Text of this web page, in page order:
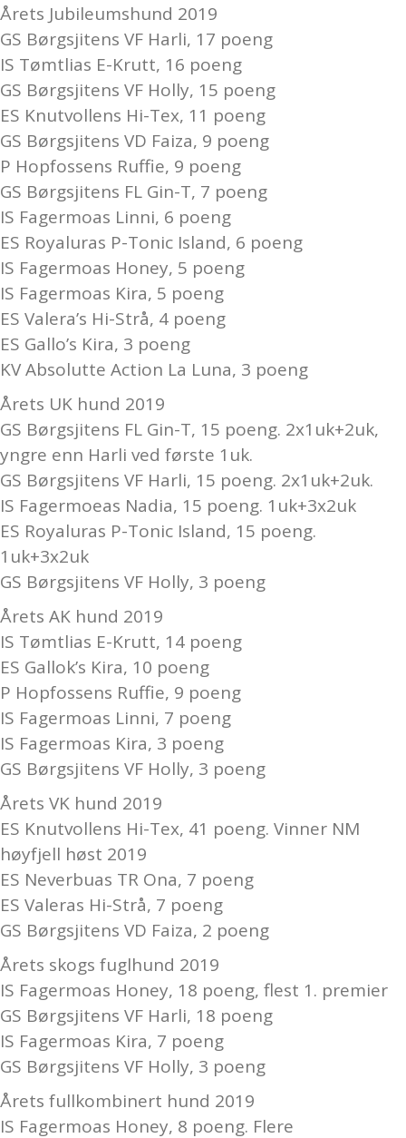
Årets Jubileumshund 2019
GS Børgsjitens VF Harli, 17 poeng
IS Tømtlias E-Krutt, 16 poeng
GS Børgsjitens VF Holly, 15 poeng
ES Knutvollens Hi-Tex, 11 poeng
GS Børgsjitens VD Faiza, 9 poeng
P Hopfossens Ruffie, 9 poeng
GS Børgsjitens FL Gin-T, 7 poeng
IS Fagermoas Linni, 6 poeng
ES Royaluras P-Tonic Island, 6 poeng
IS Fagermoas Honey, 5 poeng
IS Fagermoas Kira, 5 poeng
ES Valera’s Hi-Strå, 4 poeng
ES Gallo’s Kira, 3 poeng
KV Absolutte Action La Luna, 3 poeng
Årets UK hund 2019
GS Børgsjitens FL Gin-T, 15 poeng. 2x1uk+2uk,
yngre enn Harli ved første 1uk.
GS Børgsjitens VF Harli, 15 poeng. 2x1uk+2uk.
IS Fagermoeas Nadia, 15 poeng. 1uk+3x2uk
ES Royaluras P-Tonic Island, 15 poeng.
1uk+3x2uk
GS Børgsjitens VF Holly, 3 poeng
Årets AK hund 2019
IS Tømtlias E-Krutt, 14 poeng
ES Gallok’s Kira, 10 poeng
P Hopfossens Ruffie, 9 poeng
IS Fagermoas Linni, 7 poeng
IS Fagermoas Kira, 3 poeng
GS Børgsjitens VF Holly, 3 poeng
Årets VK hund 2019
ES Knutvollens Hi-Tex, 41 poeng. Vinner NM
høyfjell høst 2019
ES Neverbuas TR Ona, 7 poeng
ES Valeras Hi-Strå, 7 poeng
GS Børgsjitens VD Faiza, 2 poeng
Årets skogs fuglhund 2019
IS Fagermoas Honey, 18 poeng, flest 1. premier
GS Børgsjitens VF Harli, 18 poeng
IS Fagermoas Kira, 7 poeng
GS Børgsjitens VF Holly, 3 poeng
Årets fullkombinert hund 2019
IS Fagermoas Honey, 8 poeng. Flere